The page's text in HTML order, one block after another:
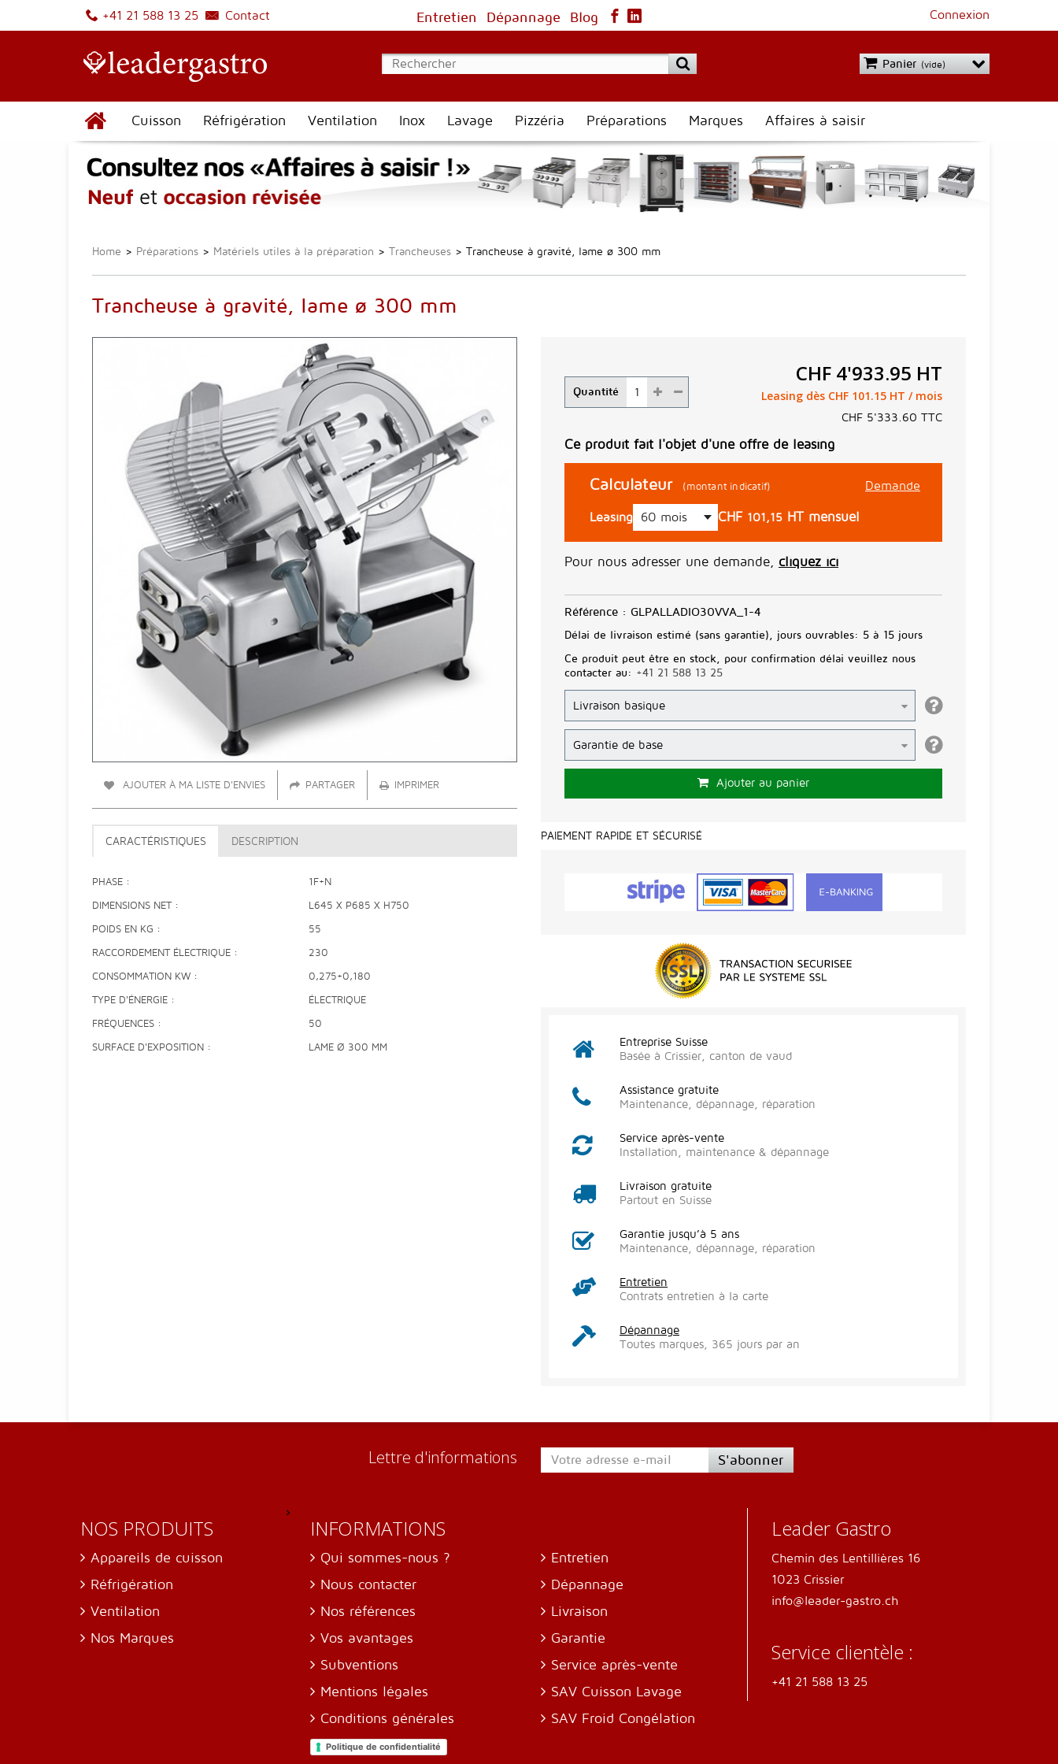
+41 21 588 13 25 Contact Connexion
Entretien Dépannage Blog
Panier (vide)
Cuisson Réfrigération Ventilation Inox Lavage Pizzéria Préparations Marques Affaires à saisir
Home > Préparations > Matériels utiles à la préparation > Trancheuses > Trancheuse à gravité, lame ø 300 mm
Trancheuse à gravité, lame ø 300 mm
AJOUTER À MA LISTE D'ENVIES PARTAGER IMPRIMER
CARACTÉRISTIQUES DESCRIPTION
PHASE 1F+N
DIMENSIONS NET L645 X P685 X H750
POIDS EN KG 55
RACCORDEMENT ÉLECTRIQUE 230
CONSOMMATION KW 0,275+0,180
TYPE D'ÉNERGIE ÉLECTRIQUE
FRÉQUENCES 50
SURFACE D'EXPOSITION LAME Ø 300 MM
Quantité
CHF 4'933.95 HT
Leasing dès CHF 101.15 HT / mois
CHF 5'333.60 TTC
Ce produit fait l'objet d'une offre de leasing
Calculateur (montant indicatif) Demande
Leasing CHF 101,15 HT mensuel
Pour nous adresser une demande, cliquez ici
Référence : GLPALLADIO30VVA_1-4
Délai de livraison estimé (sans garantie), jours ouvrables: 5 à 15 jours
Ce produit peut être en stock, pour confirmation délai veuillez nous
contacter au: +41 21 588 13 25
Ajouter au panier
PAIEMENT RAPIDE ET SÉCURISÉ
Entreprise Suisse
Basée à Crissier, canton de vaud
Assistance gratuite
Maintenance, dépannage, réparation
Service après-vente
Installation, maintenance & dépannage
Livraison gratuite
Partout en Suisse
Garantie jusqu’à 5 ans
Maintenance, dépannage, réparation
Entretien
Contrats entretien à la carte
Dépannage
Toutes marques, 365 jours par an
Lettre d'informations S'abonner
NOS PRODUITS
Appareils de cuisson
Réfrigération
Ventilation
Nos Marques
INFORMATIONS
Qui sommes-nous ?
Nous contacter
Nos références
Vos avantages
Subventions
Mentions légales
Conditions générales
Politique de confidentialité
Entretien
Dépannage
Livraison
Garantie
Service après-vente
SAV Cuisson Lavage
SAV Froid Congélation
Leader Gastro
Chemin des Lentillières 16
1023 Crissier
info@leader-gastro.ch
Service clientèle :
+41 21 588 13 25